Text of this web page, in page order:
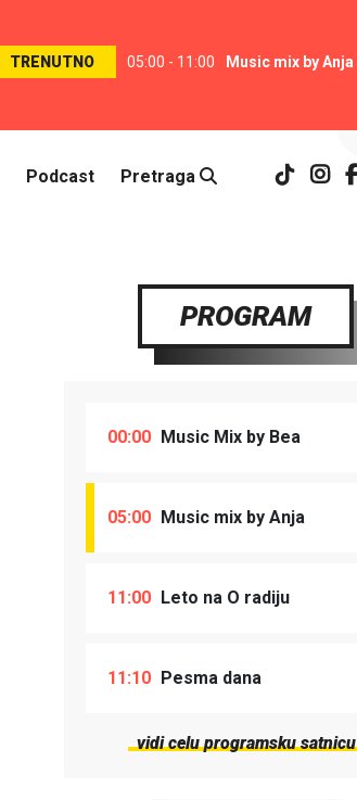
TRENUTNO 05:00 - 11:00 Music mix by Anja
Podcast Pretraga
PROGRAM
00:00 Music Mix by Bea
05:00 Music mix by Anja
11:00 Leto na O radiju
11:10 Pesma dana
vidi celu programsku satnicu